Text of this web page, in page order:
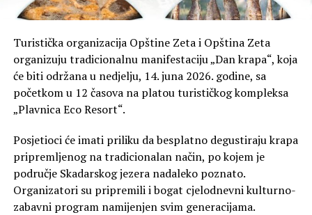
Turistička organizacija Opštine Zeta i Opština Zeta
organizuju tradicionalnu manifestaciju „Dan krapa“, koja
će biti održana u nedjelju, 14. juna 2026. godine, sa
početkom u 12 časova na platou turističkog kompleksa
„Plavnica Eco Resort“.
Posjetioci će imati priliku da besplatno degustiraju krapa
pripremljenog na tradicionalan način, po kojem je
područje Skadarskog jezera nadaleko poznato.
Organizatori su pripremili i bogat cjelodnevni kulturno-
zabavni program namijenjen svim generacijama.